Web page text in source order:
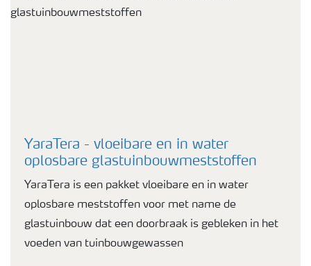
YaraTera - vloeibare en in water
oplosbare glastuinbouwmeststoffen
YaraTera is een pakket vloeibare en in water
oplosbare meststoffen voor met name de
glastuinbouw dat een doorbraak is gebleken in het
voeden van tuinbouwgewassen